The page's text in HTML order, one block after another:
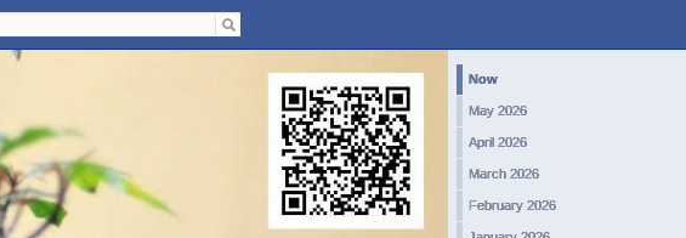
Now
May 2026
April 2026
March 2026
February 2026